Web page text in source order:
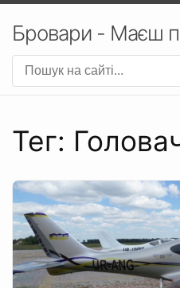
Бровари - Маєш
Тег: